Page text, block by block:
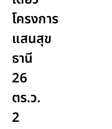
โครงการ
แสนสุข
ธานี
26
ตร.ว.
2